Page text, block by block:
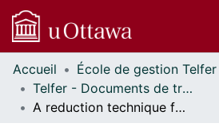
Communautés
et collections
Parcourir
Accueil
Telfer - Documents de travail // Telfer - Working Papers
A reduction technique for Selection in distributed files: I